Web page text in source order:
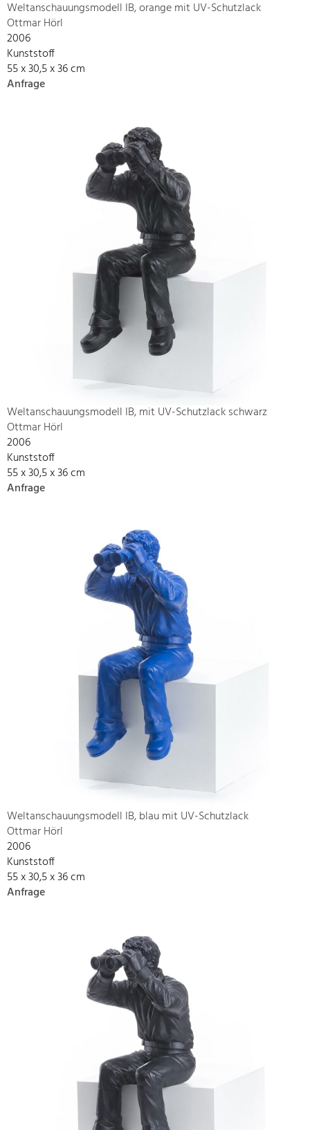
Weltanschauungsmodell IB, orange mit UV-Schutzlack
Ottmar Hörl
2006
Kunststoff
55 x 30,5 x 36 cm
Anfrage
Weltanschauungsmodell IB, mit UV-Schutzlack schwarz
Ottmar Hörl
2006
Kunststoff
55 x 30,5 x 36 cm
Anfrage
Weltanschauungsmodell IB, blau mit UV-Schutzlack
Ottmar Hörl
2006
Kunststoff
55 x 30,5 x 36 cm
Anfrage